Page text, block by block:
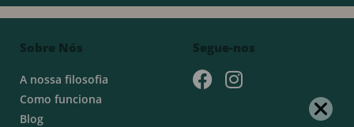
Sobre Nós
A nossa filosofia
Como funciona
Blog
Segue-nos